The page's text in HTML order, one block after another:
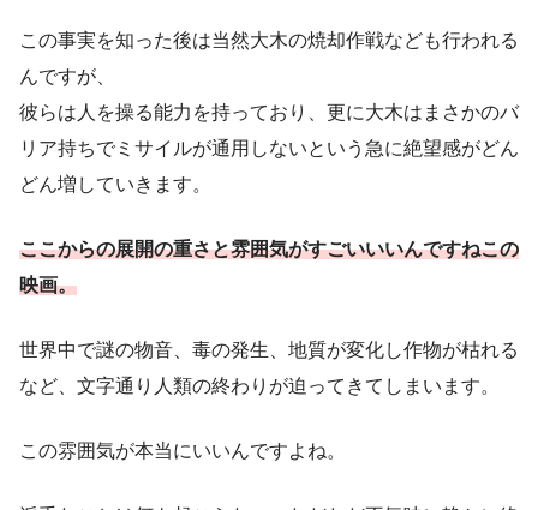
この事実を知った後は当然大木の焼却作戦なども行われる
んですが、
彼らは人を操る能力を持っており、更に大木はまさかのバ
リア持ちでミサイルが通用しないという急に絶望感がどん
どん増していきます。
ここからの展開の重さと雰囲気がすごいいいんですねこの
映画。
世界中で謎の物音、毒の発生、地質が変化し作物が枯れる
など、文字通り人類の終わりが迫ってきてしまいます。
この雰囲気が本当にいいんですよね。